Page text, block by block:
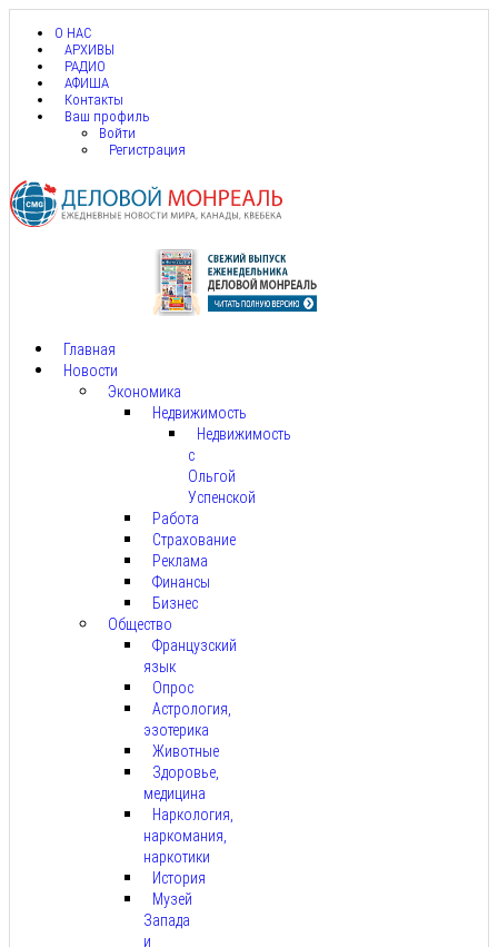
О НАС
АРХИВЫ
РАДИО
АФИША
Контакты
Ваш профиль
Войти
Регистрация
Главная
Новости
Экономика
Недвижимость
Недвижимость
с
Ольгой
Успенской
Работа
Страхование
Реклама
Финансы
Бизнес
Общество
Французский
язык
Опрос
Астрология,
эзотерика
Животные
Здоровье,
медицина
Наркология,
наркомания,
наркотики
История
Музей
Запада
и